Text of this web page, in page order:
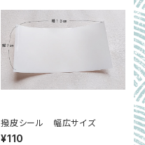
撥皮シール 幅広サイズ
¥110